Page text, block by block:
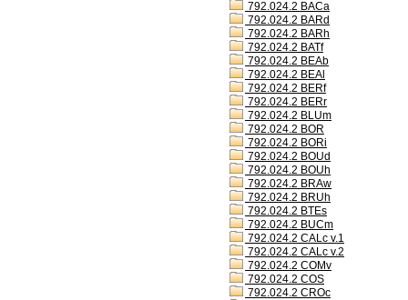
792.024.2 BACa
792.024.2 BARd
792.024.2 BARh
792.024.2 BATf
792.024.2 BEAb
792.024.2 BEAl
792.024.2 BERf
792.024.2 BERr
792.024.2 BLUm
792.024.2 BOR
792.024.2 BORi
792.024.2 BOUd
792.024.2 BOUh
792.024.2 BRAw
792.024.2 BRUh
792.024.2 BTEs
792.024.2 BUCm
792.024.2 CALc v.1
792.024.2 CALc v.2
792.024.2 COMv
792.024.2 COS
792.024.2 CROc